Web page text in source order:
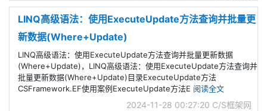
LINQ高级语法：使用ExecuteUpdate方法查询并批量更
新数据(Where+Update)
LINQ高级语法：使用ExecuteUpdate方法查询并批量更新数据
(Where+Update)，LINQ高级语法：使用ExecuteUpdate方法查询并
批量更新数据(Where+Update)目录ExecuteUpdate方法
CSFramework.EF使用案例ExecuteUpdate方法E 阅读全文
2024-11-28 00:27:20 C/S框架网